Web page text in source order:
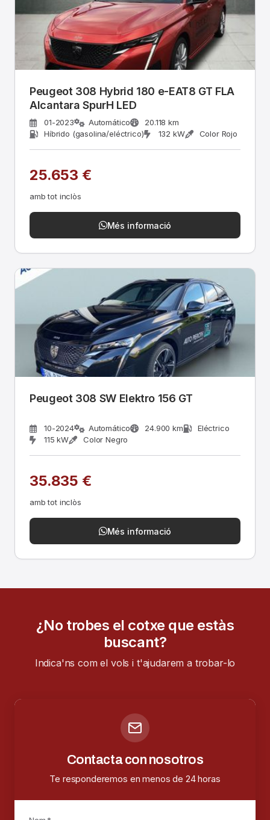
Peugeot 308 Hybrid 180 e-EAT8 GT FLA
Alcantara SpurH LED
01-2023 Automático
20.118 km
Híbrido (gasolina/eléctrico)
132 kW Color Rojo
25.653 €
amb tot inclòs
Més informació
Peugeot 308 SW Elektro 156 GT
10-2024 Automático 24.900 km
Eléctrico
115 kW
Color Negro
35.835 €
amb tot inclòs
Més informació
¿No trobes el cotxe que estàs
buscant?
Indica'ns com el vols i t'ajudarem a trobar-lo
Contacta con nosotros
Te responderemos en menos de 24 horas